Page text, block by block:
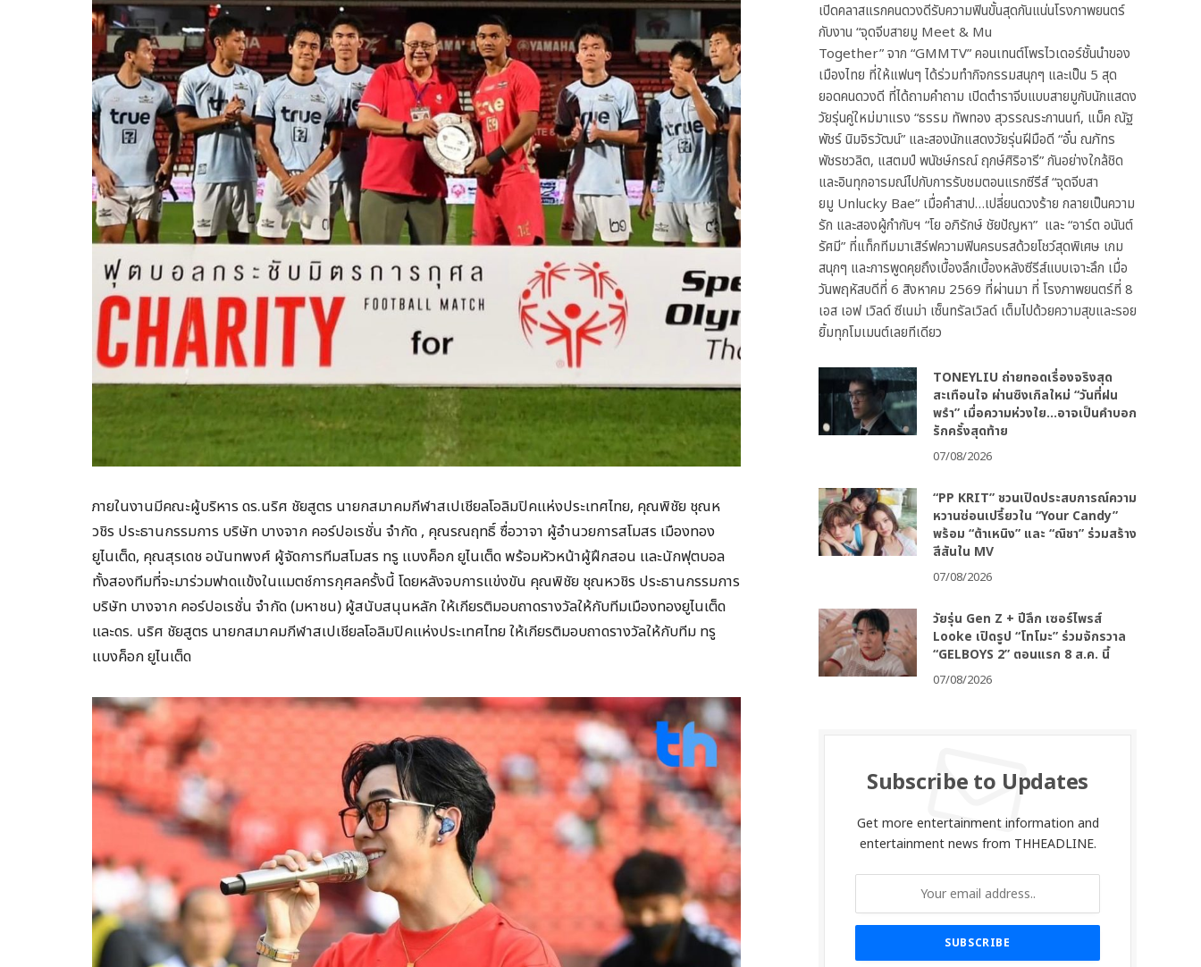
ภายในงานมีคณะผู้บริหาร ดร.นริศ ชัยสูตร นายกสมาคมกีฬาสเปเชียลโอลิมปิคแห่งประเทศไทย, คุณพิชัย ชุณห
วชิร ประธานกรรมการ บริษัท บางจาก คอร์ปอเรชั่น จำกัด , คุณรณฤทธิ์ ซื่อวาจา ผู้อำนวยการสโมสร เมืองทอง
ยูไนเต็ด, คุณสุรเดช อนันทพงศ์ ผู้จัดการทีมสโมสร ทรู แบงค็อก ยูไนเต็ด พร้อมหัวหน้าผู้ฝึกสอน และนักฟุตบอล
ทั้งสองทีมที่จะมาร่วมฟาดแข้งในแมตช์การกุศลครั้งนี้ โดยหลังจบการแข่งขัน คุณพิชัย ชุณหวชิร ประธานกรรมการ
บริษัท บางจาก คอร์ปอเรชั่น จำกัด (มหาชน) ผู้สนับสนุนหลัก ให้เกียรติมอบถาดรางวัลให้กับทีมเมืองทองยูไนเต็ด
และดร. นริศ ชัยสูตร นายกสมาคมกีฬาสเปเชียลโอลิมปิคแห่งประเทศไทย ให้เกียรติมอบถาดรางวัลให้กับทีม ทรู
แบงค็อก ยูไนเต็ด
เปิดคลาสแรกคนดวงดีรับความฟินขั้นสุดกันแน่นโรงภาพยนตร์
กับงาน “จุดจีบสายมู Meet & Mu
Together” จาก “GMMTV” คอนเทนต์โพรไวเดอร์ชั้นนำของ
เมืองไทย ที่ให้แฟนๆ ได้ร่วมทำกิจกรรมสนุกๆ และเป็น 5 สุด
ยอดคนดวงดี ที่ได้ถามคำถาม เปิดตำราจีบแบบสายมูกับนักแสดง
วัยรุ่นคู่ใหม่มาแรง “ธรรม ทัพทอง สุวรรณระกานนท์, แม็ค ณัฐ
พัชร์ นิมจิรวัฒน์” และสองนักแสดงวัยรุ่นฝีมือดี “อั๋น ณภัทร
พัชรชวลิต, แสตมป์ พนัชษ์กรณ์ ฤกษ์ศิริอารี” กันอย่างใกล้ชิด
และอินทุกอารมณ์ไปกับการรับชมตอนแรกซีรีส์ “จุดจีบสา
ยมู Unlucky Bae” เมื่อคำสาป…เปลี่ยนดวงร้าย กลายเป็นความ
รัก และสองผู้กำกับฯ “โย อภิรักษ์ ชัยปัญหา” และ “อาร์ต อนันต์
รัศมี” ที่แท็กทีมมาเสิร์ฟความฟินครบรสด้วยโชว์สุดพิเศษ เกม
สนุกๆ และการพูดคุยถึงเบื้องลึกเบื้องหลังซีรีส์แบบเจาะลึก เมื่อ
วันพฤหัสบดีที่ 6 สิงหาคม 2569 ที่ผ่านมา ที่ โรงภาพยนตร์ที่ 8
เอส เอฟ เวิลด์ ซีเนม่า เซ็นทรัลเวิลด์ เต็มไปด้วยความสุขและรอย
ยิ้มทุกโมเมนต์เลยทีเดียว
TONEYLIU ถ่ายทอดเรื่องจริงสุด
สะเทือนใจ ผ่านซิงเกิลใหม่ “วันที่ฝน
พรำ” เมื่อความห่วงใย…อาจเป็นคำบอก
รักครั้งสุดท้าย
07/08/2026
“PP KRIT” ชวนเปิดประสบการณ์ความ
หวานซ่อนเปรี้ยวใน “Your Candy”
พร้อม “ต้าเหนิง” และ “ณิชา” ร่วมสร้าง
สีสันใน MV
07/08/2026
วัยรุ่น Gen Z + ปีลึก เซอร์ไพรส์
Looke เปิดรูป “โทโมะ” ร่วมจักรวาล
“GELBOYS 2” ตอนแรก 8 ส.ค. นี้
07/08/2026
Subscribe to Updates
Get more entertainment information and
entertainment news from THHEADLINE.